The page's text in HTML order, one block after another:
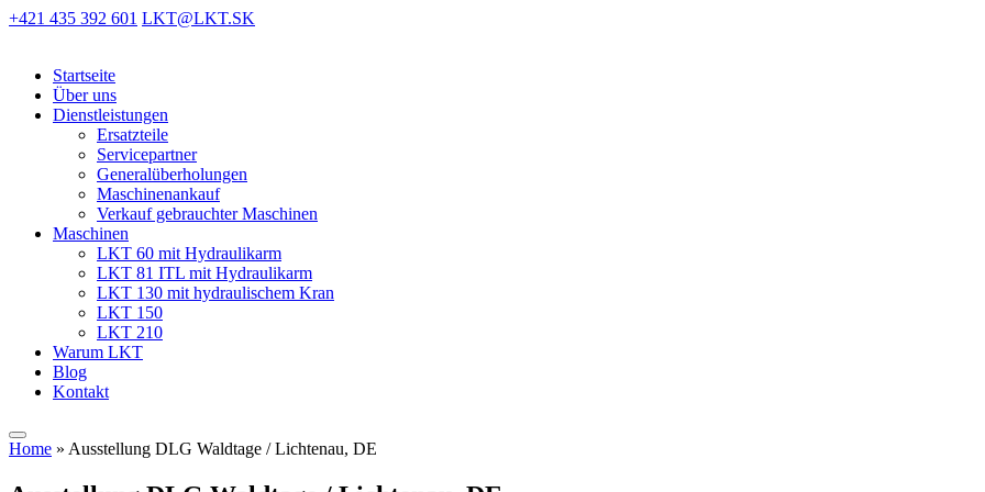
+421 435 392 601 LKT@LKT.SK
Startseite
Über uns
Dienstleistungen
Ersatzteile
Servicepartner
Generalüberholungen
Maschinenankauf
Verkauf gebrauchter Maschinen
Maschinen
LKT 60 mit Hydraulikarm
LKT 81 ITL mit Hydraulikarm
LKT 130 mit hydraulischem Kran
LKT 150
LKT 210
Warum LKT
Blog
Kontakt
Home » Ausstellung DLG Waldtage / Lichtenau, DE